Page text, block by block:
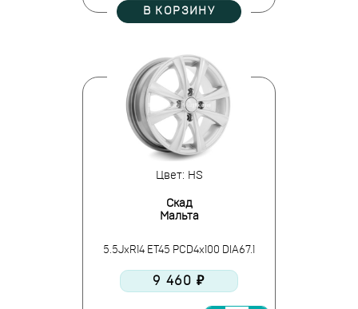
В КОРЗИНУ
Цвет: HS
Скад
Мальта
5.5JxR14 ET45 PCD4x100 DIA67.1
9 460 ₽